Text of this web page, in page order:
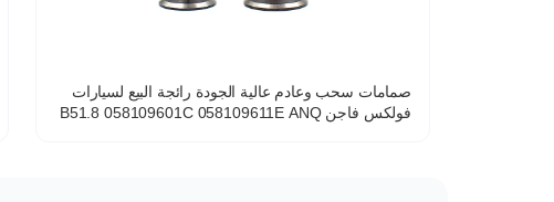
صمامات سحب وعادم عالية الجودة رائجة البيع لسيارات
فولكس فاجن B51.8 058109601C 058109611E ANQ